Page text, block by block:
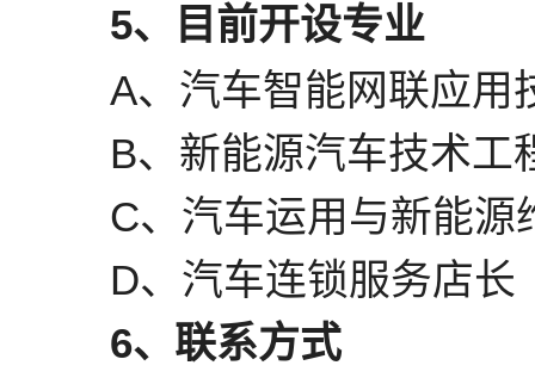
5、目前开设专业
A、汽车智能网联应用
B、新能源汽车技术工
C、汽车运用与新能源
D、汽车连锁服务店长
6、联系方式